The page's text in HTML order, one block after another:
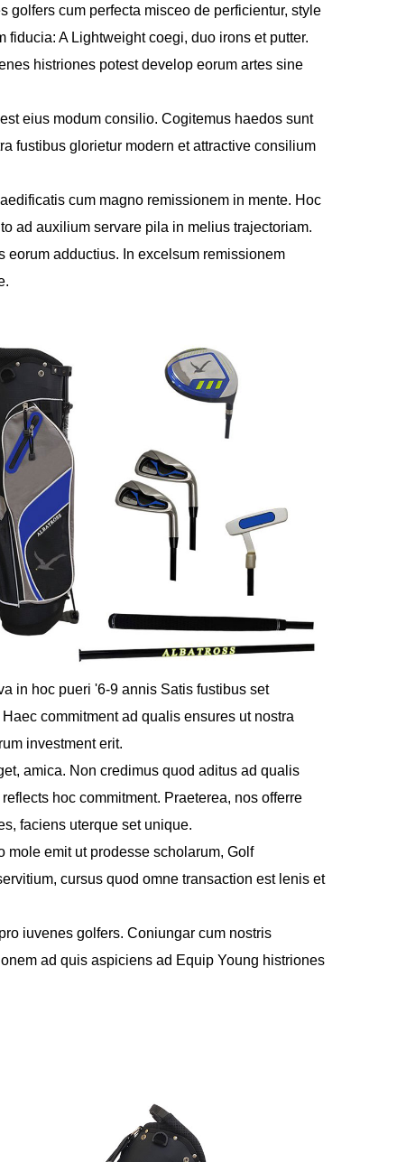
golfers cum perfecta misceo de perficientur, style
A Lightweight coegi, duo irons et putter.
histriones potest develop eorum artes sine
eius modum consilio. Cogitemus haedos sunt
fustibus glorietur modern et attractive consilium
cum magno remissionem in mente. Hoc
ad auxilium servare pila in melius trajectoriam.
eorum adductius. In excelsum remissionem
in hoc pueri '6-9 annis Satis fustibus set
commitment ad qualis ensures ut nostra
investment erit.
amica. Non credimus quod aditus ad qualis
hoc commitment. Praeterea, nos offerre
faciens uterque set unique.
mole emit ut prodesse scholarum, Golf
cursus quod omne transaction est lenis et
iuvenes golfers. Coniungar cum nostris
ad quis aspiciens ad Equip Young histriones